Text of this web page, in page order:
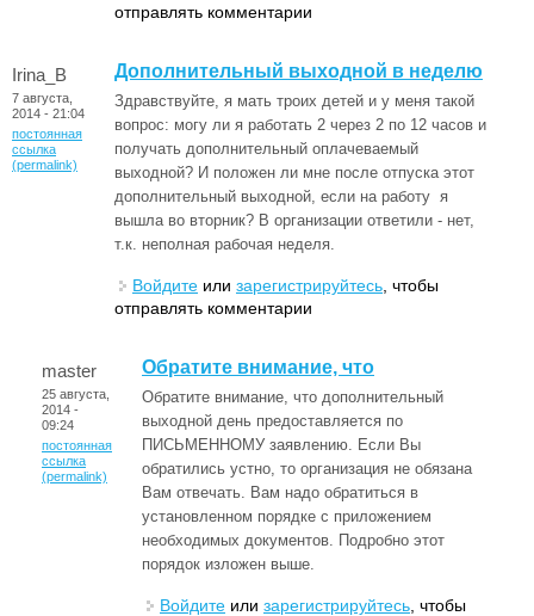
отправлять комментарии
Irina_B
7 августа,
2014 - 21:04
постоянная
ссылка
(permalink)
Дополнительный выходной в неделю
Здравствуйте, я мать троих детей и у меня такой
вопрос: могу ли я работать 2 через 2 по 12 часов и
получать дополнительный оплачеваемый
выходной? И положен ли мне после отпуска этот
дополнительный выходной, если на работу я
вышла во вторник? В организации ответили - нет,
т.к. неполная рабочая неделя.
Войдите или зарегистрируйтесь , чтобы
отправлять комментарии
master
25 августа,
2014 -
09:24
постоянная
ссылка
(permalink)
Обратите внимание, что
Обратите внимание, что дополнительный
выходной день предоставляется по
ПИСЬМЕННОМУ заявлению. Если Вы
обратились устно, то организация не обязана
Вам отвечать. Вам надо обратиться в
установленном порядке с приложением
необходимых документов. Подробно этот
порядок изложен выше.
Войдите или зарегистрируйтесь , чтобы